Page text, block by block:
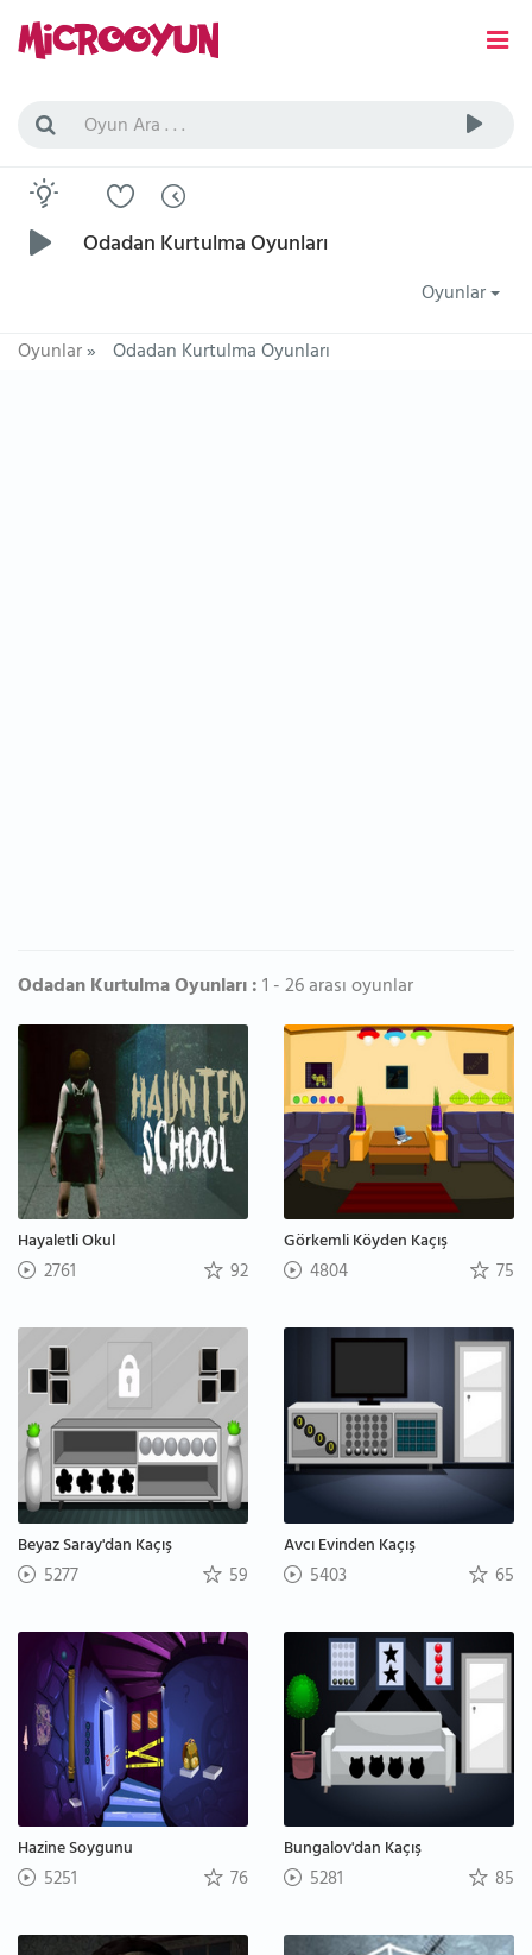
Odadan Kurtulma Oyunları
Oyunlar
Oyunlar» Odadan Kurtulma Oyunları
Odadan Kurtulma Oyunları :1 - 26 arası oyunlar
Hayaletli Okul
2761 92
Görkemli Köyden Kaçış
4804 75
Beyaz Saray'dan Kaçış
5277 59
Avcı Evinden Kaçış
5403 65
Hazine Soygunu
5251 76
Bungalov'dan Kaçış
5281 85